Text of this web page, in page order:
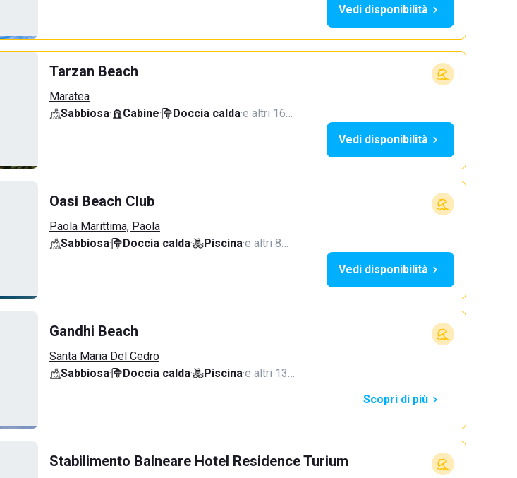
Vedi disponibilità
Tarzan Beach
Maratea
Sabbiosa· Cabine· Doccia calda·e altri 16…
Vedi disponibilità
Oasi Beach Club
Paola Marittima, Paola
Sabbiosa· Doccia calda· Piscina·e altri 8…
Vedi disponibilità
Gandhi Beach
Santa Maria Del Cedro
Sabbiosa· Doccia calda· Piscina·e altri 13…
Scopri di più
Stabilimento Balneare Hotel Residence Turium